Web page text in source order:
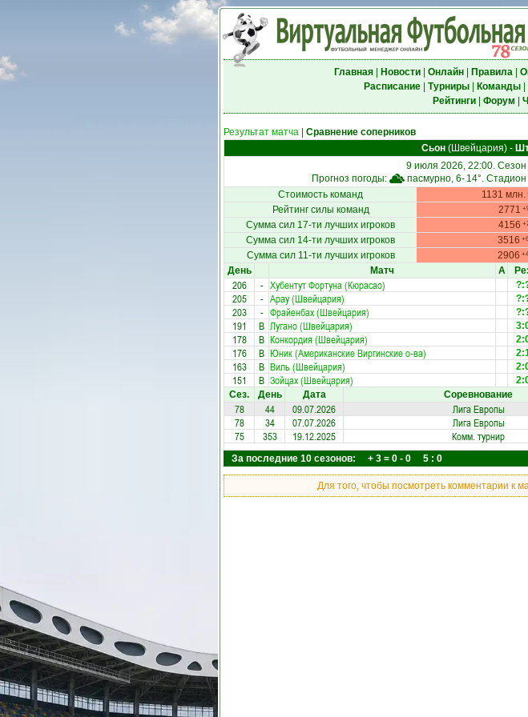
Главная| Новости| Онлайн| Правила|
Расписание| Турниры| Команды|
Рейтинги| Форум
Результат матча
Сравнение соперников
Сьон (Швейцария) -
9 июля 2026, 22:00.
Прогноз погоды:
пасмурно, 6- 14°. Стадион
Стоимость команд
1131 млн.
Рейтинг силы команд
2771
Сумма сил 17-ти лучших игроков
4156
Сумма сил 14-ти лучших игроков
3516
Сумма сил 11-ти лучших игроков
2906
День
Матч А
206 - Хубентут Фортуна (Кюрасао)
205 - Арау (Швейцария)
203 - Фрайенбах (Швейцария)
191 В Лугано (Швейцария)
178 В Конкордия (Швейцария)
176 В Юник (Американские Виргинские о-ва)
163 В Виль (Швейцария)
151 В Зойцах (Швейцария)
Сез.
День Дата Соревнование
78 44 09.07.2026 Лига Европы
78 34 07.07.2026 Лига Европы
75 353 19.12.2025 Комм. турнир
За последние 10 сезонов: + 3 = 0 - 0 5 : 0
Для того, чтобы посмотреть комментарии к